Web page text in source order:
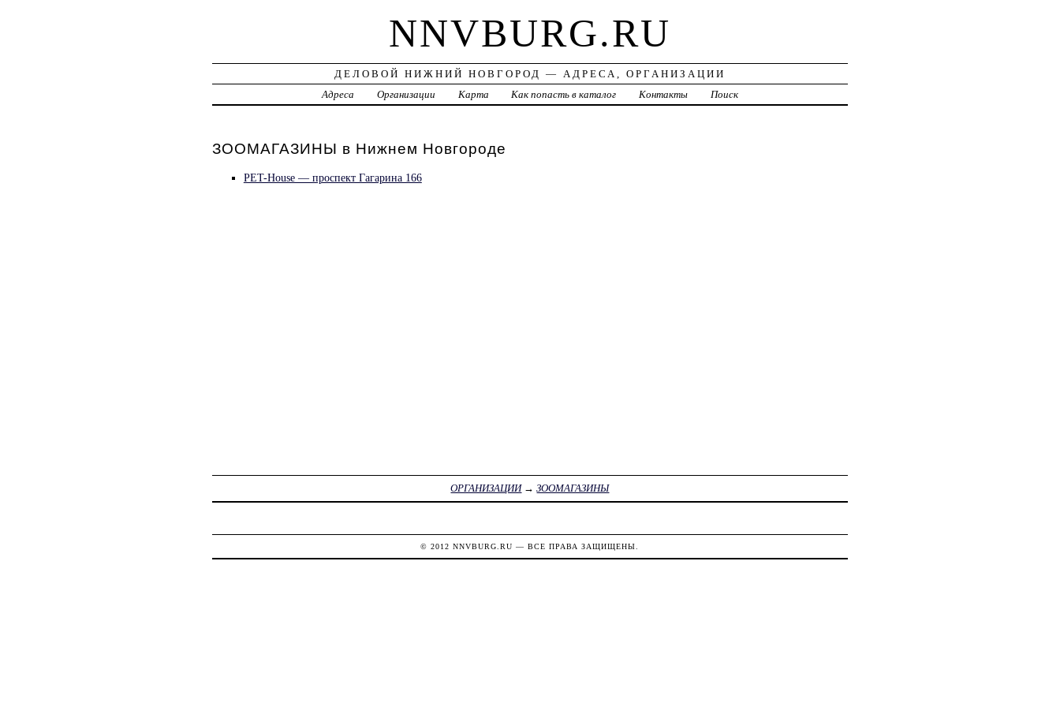
NNVBURG.RU
ДЕЛОВОЙ НИЖНИЙ НОВГОРОД — АДРЕСА, ОРГАНИЗАЦИИ
Адреса
Организации Карта Как попасть в каталог Контакты Поиск
ЗООМАГАЗИНЫ в Нижнем Новгороде
PET-House — проспект Гагарина 166
ОРГАНИЗАЦИИ→ЗООМАГАЗИНЫ
© 2012NNVBURG.RU — ВСЕ ПРАВА ЗАЩИЩЕНЫ.